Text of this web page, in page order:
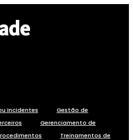
Incidentes
Gestão de
Gerenciamento de
Treinamentos de